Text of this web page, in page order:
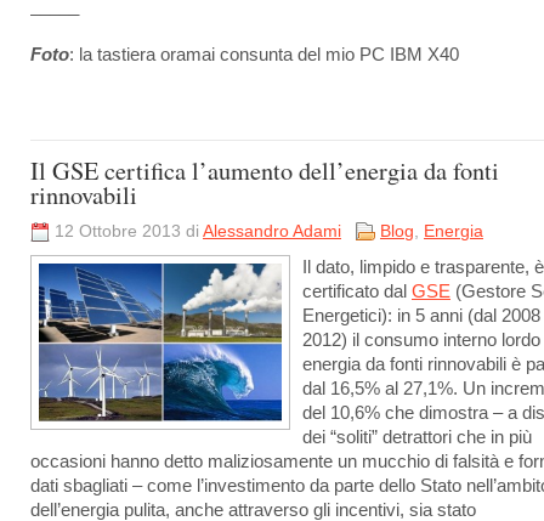
Foto: la tastiera oramai consunta del mio PC IBM X40
Il GSE certifica l’aumento dell’energia da fonti
rinnovabili
12 Ottobre 2013 di Alessandro Adami Blog, Energia
Il dato, limpido e trasparente, è
certificato dal GSE (Gestore
Energetici): in 5 anni (dal 2008
2012) il consumo interno lordo
energia da fonti rinnovabili è
dal 16,5% al 27,1%. Un
del 10,6% che dimostra – a
dei “soliti” detrattori che in più
occasioni hanno detto maliziosamente un mucchio di falsità e
dati sbagliati – come l’investimento da parte dello Stato
dell’energia pulita, anche attraverso gli incentivi, sia stato